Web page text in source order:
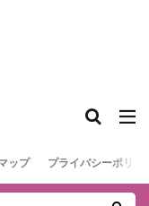
ップ プライバシーポリシ